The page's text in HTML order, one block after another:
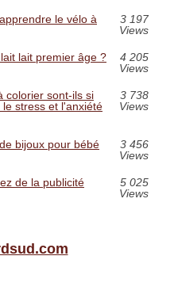
le vélo à
3 197
Views
lait premier âge ?
4 205
Views
colorier sont-ils si
stress et l'anxiété
3 738
Views
bijoux pour bébé
3 456
Views
de la publicité
5 025
Views